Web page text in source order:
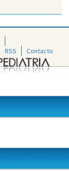
RSS Contacto